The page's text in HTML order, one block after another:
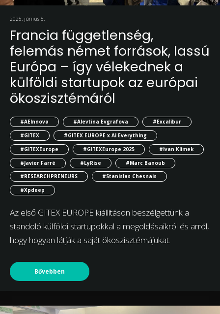
2025. június 5.
Francia függetlenség,
felemás német források, lassú
Európa – így vélekednek a
külföldi startupok az európai
ökoszisztémáról
#AEInnova #Alevtina Evgrafova
#Excalibur
#GITEX
#GITEX EUROPE x Ai Everything
#GITEXEurope
#GITEXEurope 2025
#Ivan Klimek
#Javier Farré
#LyRise
#Marc Banoub
#RESEARCHPRENEURS
#Stanislas Chesnais
#Xpdeep
Az első GITEX EUROPE kiállításon beszélgettünk a
standoló külföldi startupokkal a megoldásaikról és arról,
hogy hogyan látják a saját ökoszisztémájukat.
Bővebben